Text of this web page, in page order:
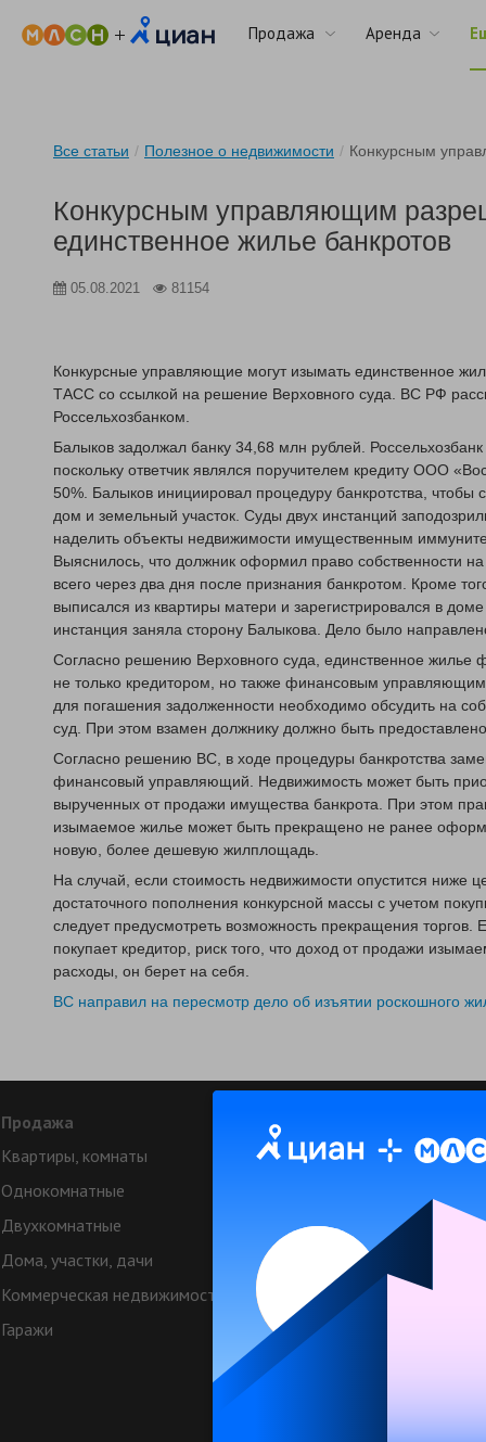
Продажа Аренда
Все статьи / Полезное о недвижимости / Конкурсным
Конкурсным управляющим
единственное жилье банкротов
05.08.2021 81154
Конкурсные управляющие могут изымать единственное
ТАСС со ссылкой на решение Верховного суда. ВС РФ
Россельхозбанком.
Балыков задолжал банку 34,68 млн рублей.
поскольку ответчик являлся поручителем кредиту ООО
50%. Балыков инициировал процедуру банкротства,
дом и земельный участок. Суды двух инстанций
наделить объекты недвижимости имущественным
Выяснилось, что должник оформил право собственности
всего через два дня после признания банкротом. Кроме
выписался из квартиры матери и зарегистрировался в
инстанция заняла сторону Балыкова. Дело было
Согласно решению Верховного суда, единственное жилье
не только кредитором, но также финансовым
для погашения задолженности необходимо обсудить на
суд. При этом взамен должнику должно быть
Согласно решению ВС, в ходе процедуры банкротства
финансовый управляющий. Недвижимость может быть
вырученных от продажи имущества банкрота. При этом
изымаемое жилье может быть прекращено не ранее
новую, более дешевую жилплощадь.
На случай, если стоимость недвижимости опустится ниже
достаточного пополнения конкурсной массы с учетом
следует предусмотреть возможность прекращения
покупает кредитор, риск того, что доход от продажи
расходы, он берет на себя.
ВС направил на пересмотр дело об изъятии роскошного
Продажа
Аренда
Квартиры, комнаты
Однокомнатные
Двухкомнатные
Дома, участки, дачи
Коммерческая недвижимость
Гаражи
Снять квартиру
Двухкомнатные
Аренда коттеджей
Квартиры посуточно
Коттеджи посуточно
Коммерческая